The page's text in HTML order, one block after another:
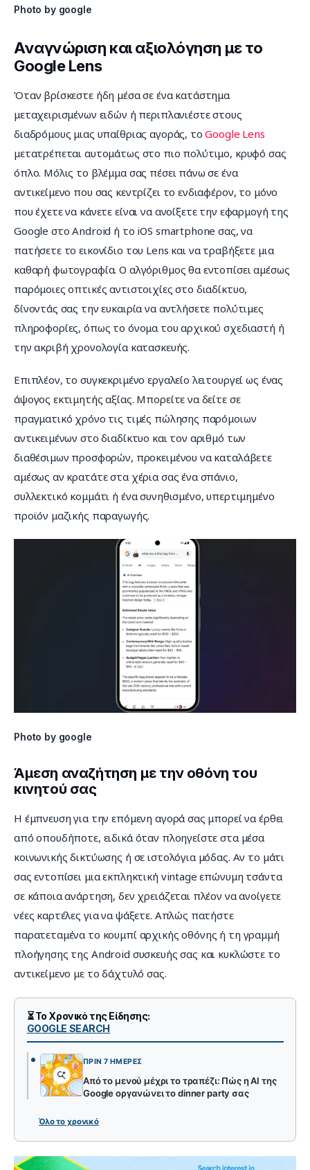
Photo by google
Αναγνώριση και αξιολόγηση με το
Google Lens
Όταν βρίσκεστε ήδη μέσα σε ένα κατάστημα
μεταχειρισμένων ειδών ή περιπλανιέστε στους
διαδρόμους μιας υπαίθριας αγοράς, το Google Lens
μετατρέπεται αυτομάτως στο πιο πολύτιμο, κρυφό σας
όπλο. Μόλις το βλέμμα σας πέσει πάνω σε ένα
αντικείμενο που σας κεντρίζει το ενδιαφέρον, το μόνο
που έχετε να κάνετε είναι να ανοίξετε την εφαρμογή της
Google στο Android ή το iOS smartphone σας, να
πατήσετε το εικονίδιο του Lens και να τραβήξετε μια
καθαρή φωτογραφία. Ο αλγόριθμος θα εντοπίσει αμέσως
παρόμοιες οπτικές αντιστοιχίες στο διαδίκτυο,
δίνοντάς σας την ευκαιρία να αντλήσετε πολύτιμες
πληροφορίες, όπως το όνομα του αρχικού σχεδιαστή ή
την ακριβή χρονολογία κατασκευής.
Επιπλέον, το συγκεκριμένο εργαλείο λειτουργεί ως ένας
άψογος εκτιμητής αξίας. Μπορείτε να δείτε σε
πραγματικό χρόνο τις τιμές πώλησης παρόμοιων
αντικειμένων στο διαδίκτυο και τον αριθμό των
διαθέσιμων προσφορών, προκειμένου να καταλάβετε
αμέσως αν κρατάτε στα χέρια σας ένα σπάνιο,
συλλεκτικό κομμάτι ή ένα συνηθισμένο, υπερτιμημένο
προϊόν μαζικής παραγωγής.
Photo by google
Άμεση αναζήτηση με την οθόνη του
κινητού σας
Η έμπνευση για την επόμενη αγορά σας μπορεί να έρθει
από οπουδήποτε, ειδικά όταν πλοηγείστε στα μέσα
κοινωνικής δικτύωσης ή σε ιστολόγια μόδας. Αν το μάτι
σας εντοπίσει μια εκπληκτική vintage επώνυμη τσάντα
σε κάποια ανάρτηση, δεν χρειάζεται πλέον να ανοίγετε
νέες καρτέλες για να ψάξετε. Απλώς πατήστε
παρατεταμένα το κουμπί αρχικής οθόνης ή τη γραμμή
πλοήγησης της Android συσκευής σας και κυκλώστε το
αντικείμενο με το δάχτυλό σας.
⏳ Το Χρονικό της Είδησης:
GOOGLE SEARCH
ΠΡΙΝ 7 ΗΜΈΡΕΣ
Από το μενού μέχρι το τραπέζι: Πώς η AI της
Google οργανώνει το dinner party σας
Όλο το χρονικό